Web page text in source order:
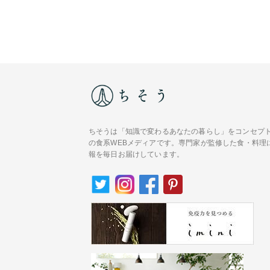
ちそうは「知識で変わるあなたの暮らし」をコンセプ
の食系WEBメディアです。専門家が監修した食・料理
報を毎日お届けしています。